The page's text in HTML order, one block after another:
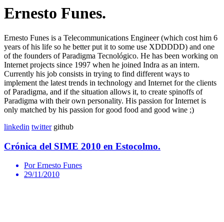
Ernesto Funes.
Ernesto Funes is a Telecommunications Engineer (which cost him 6
years of his life so he better put it to some use XDDDDD) and one
of the founders of Paradigma Tecnológico. He has been working on
Internet projects since 1997 when he joined Indra as an intern.
Currently his job consists in trying to find different ways to
implement the latest trends in technology and Internet for the clients
of Paradigma, and if the situation allows it, to create spinoffs of
Paradigma with their own personality. His passion for Internet is
only matched by his passion for good food and good wine ;)
linkedin twitter github
Crónica del SIME 2010 en Estocolmo.
Por Ernesto Funes
29/11/2010